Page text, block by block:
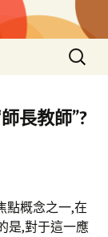
搜
尋
鍵
字:
長教師”?
點概念之一,在
是,對于這一應